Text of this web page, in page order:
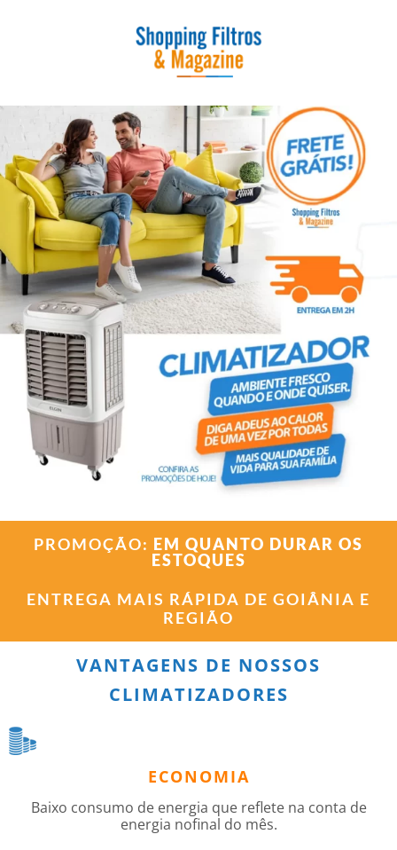
PROMOÇÃO: EM QUANTO DURAR OS
ESTOQUES
ENTREGA MAIS RÁPIDA DE GOIÂNIA E
REGIÃO
VANTAGENS DE NOSSOS
CLIMATIZADORES
ECONOMIA
Baixo consumo de energia que reflete na conta de
energia nofinal do mês.